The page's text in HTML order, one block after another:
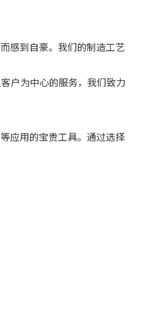
感到自豪。我们的制造工艺
户为中心的服务，我们致力
应用的宝贵工具。通过选择